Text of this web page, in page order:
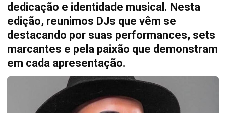
dedicação e identidade musical. Nesta
edição, reunimos DJs que vêm se
destacando por suas performances, sets
marcantes e pela paixão que demonstram
em cada apresentação.